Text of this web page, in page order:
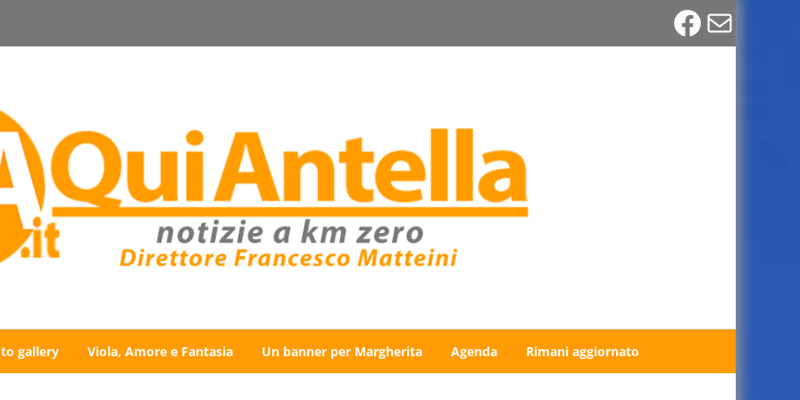
Email
gallery Viola, Amore e Fantasia Un banner per Margherita Agenda Rimani aggiornato